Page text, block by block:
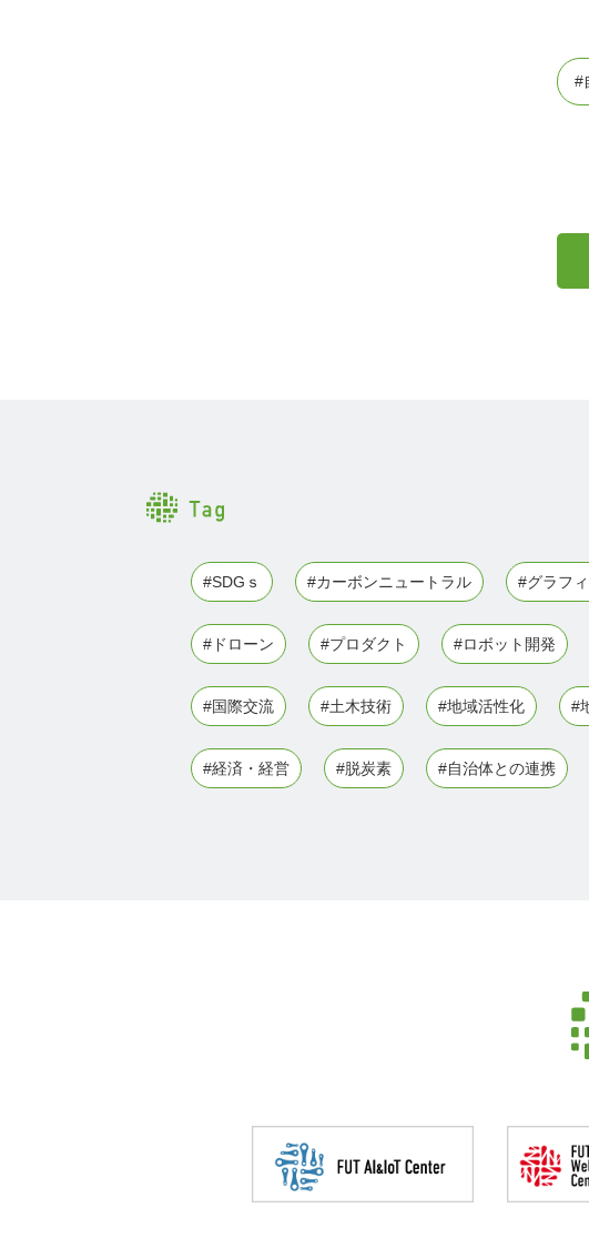
#
#SDGｓ #カーボンニュートラル #グラフ
#ドローン #プロダクト #ロボット開発
#国際交流 #土木技術 #地域活性化 #
#経済・経営 #脱炭素 #自治体との連携